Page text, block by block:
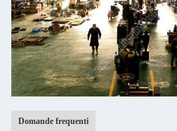
Domande frequenti